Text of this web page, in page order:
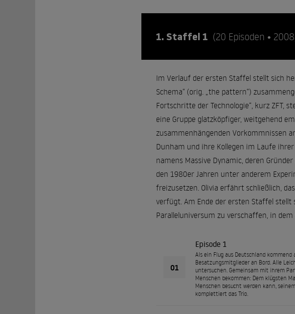
1. Staffel 1 (20 Episoden •
Im Verlauf der ersten Staffel stellt sich
Schema“ (orig. „the pattern“)
Fortschritte der Technologie“, kurz ZFT,
eine Gruppe glatzköpfiger, weitgehend
zusammenhängenden Vorkommnissen
Dunham und ihre Kollegen im Laufe
namens Massive Dynamic, deren
den 1980er Jahren unter anderem
freizusetzen. Olivia erfährt schließlich,
verfügt. Am Ende der ersten Staffel stellt
Paralleluniversum zu verschaffen, in
01
Episode 1
Als ein Flug aus Deutschland
Besatzungsmitglieder an Bord. Alle
untersuchen. Gemeinsam mit ihrem
Menschen bekommen: Dem klügsten
Menschen besucht werden kann,
komplettiert das Trio.